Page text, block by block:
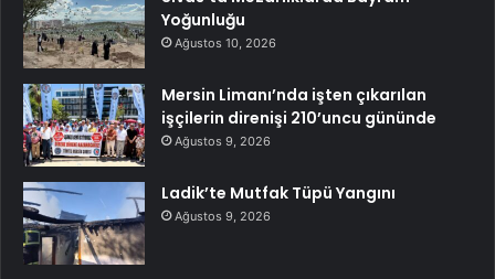
Yoğunluğu
Ağustos 10, 2026
Mersin Limanı’nda işten çıkarılan
işçilerin direnişi 210’uncu gününde
Ağustos 9, 2026
Ladik’te Mutfak Tüpü Yangını
Ağustos 9, 2026